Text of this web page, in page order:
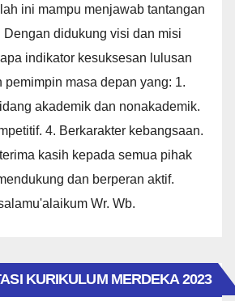
ini mampu menjawab tantangan
Dengan didukung visi dan misi
indikator kesuksesan lulusan
pemimpin masa depan yang: 1.
akademik dan nonakademik.
4. Berkarakter kebangsaan.
kasih kepada semua pihak
dan berperan aktif.
Wr. Wb.
KURIKULUM MERDEKA 2023